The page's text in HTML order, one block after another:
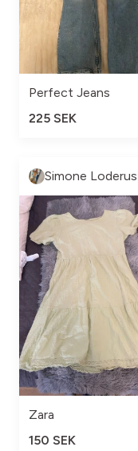
Perfect Jeans
225 SEK
Simone Loderus
Zara
150 SEK